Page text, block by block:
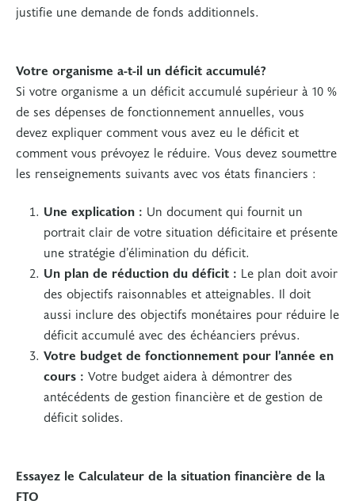
justifie une demande de fonds additionnels.
Votre organisme a-t-il un déficit accumulé?
Si votre organisme a un déficit accumulé supérieur à 10 %
de ses dépenses de fonctionnement annuelles, vous
devez expliquer comment vous avez eu le déficit et
comment vous prévoyez le réduire. Vous devez soumettre
les renseignements suivants avec vos états financiers :
Une explication : Un document qui fournit un
portrait clair de votre situation déficitaire et présente
une stratégie d’élimination du déficit.
Un plan de réduction du déficit : Le plan doit avoir
des objectifs raisonnables et atteignables. Il doit
aussi inclure des objectifs monétaires pour réduire le
déficit accumulé avec des échéanciers prévus.
Votre budget de fonctionnement pour l’année en
cours : Votre budget aidera à démontrer des
antécédents de gestion financière et de gestion de
déficit solides.
Essayez le Calculateur de la situation financière de la
FTO